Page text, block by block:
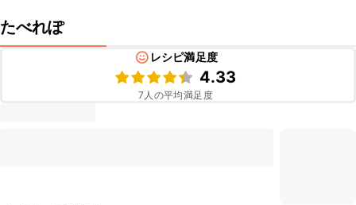
たべれぽ
レシピ満足度
4.33
7 人の平均満足度